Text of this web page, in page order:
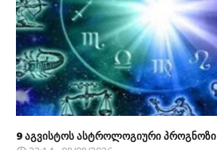
9 აგვისტოს ასტროლოგიური პროგნოზი